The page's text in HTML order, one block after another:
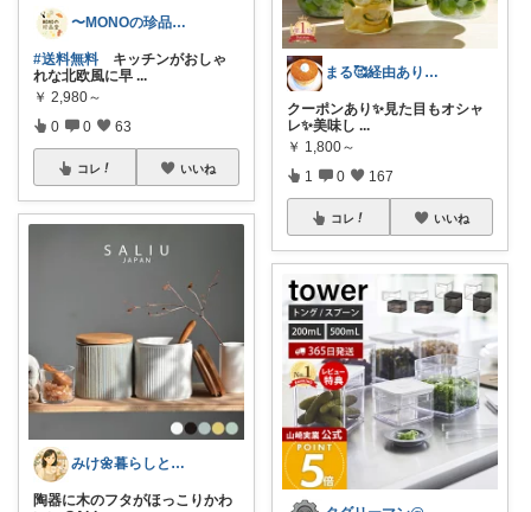
〜MONOの珍品堂〜
#送料無料 キッチンがおしゃ
れな北欧風に早 ...
￥ 2,980～
0 0 63
コレ いいね
みけ🌼暮らしとキッチン
陶器に木のフタがほっこりかわ
まる🥰経由ありがとうございます💕✨
クーポンあり✨️見た目もオシャ
レ✨️美味し ...
￥ 1,800～
1 0 167
コレ いいね